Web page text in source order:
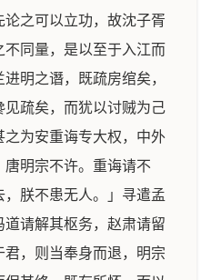
之可以立功，故沈子胥
同量，是以至于入江而
明之谮，既疏房绾矣，
疏矣，而犹以讨贼为己
为安重诲专大权，中外
明宗不许。重诲请不
朕不患无人。」寻遣孟
请解其枢务，赵肃请留
，则当奉身而退，明宗